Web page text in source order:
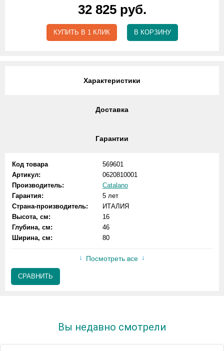
32 825 руб.
КУПИТЬ В 1 КЛИК В КОРЗИНУ
Характеристики
Доставка
Гарантии
Код товара
569601
Артикул:
0620810001
Производитель:
Catalano
Гарантия:
5 лет
Страна-производитель:
ИТАЛИЯ
Высота, см:
16
Глубина, см:
46
Ширина, см:
80
Посмотреть все
СРАВНИТЬ
Вы недавно смотрели